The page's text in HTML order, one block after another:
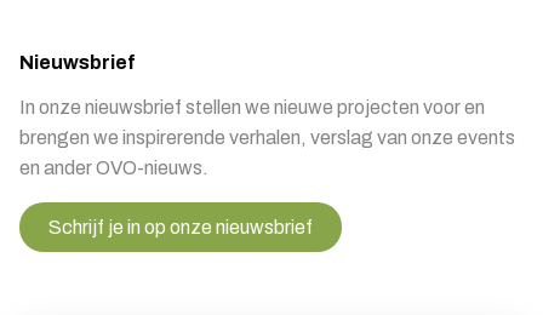
Nieuwsbrief
In onze nieuwsbrief stellen we nieuwe projecten voor en
brengen we inspirerende verhalen, verslag van onze events
en ander OVO-nieuws.
Schrijf je in op onze nieuwsbrief